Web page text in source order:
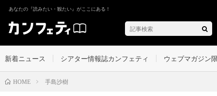
あなたの『読みたい・観たい』がここにある！
新着ニュース シアター情報誌カンフェティ ウェブマガジン
HOME 手島沙樹